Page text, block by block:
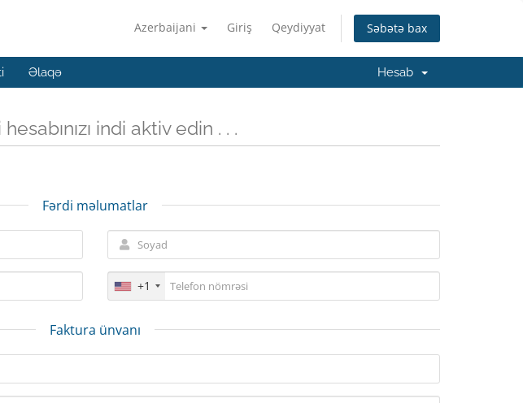
Azerbaijani Giriş Qeydiyyat Səbətə bax
Əlaqə Hesab
indi aktiv edin . . .
Fərdi məlumatlar
+1
Faktura ünvanı